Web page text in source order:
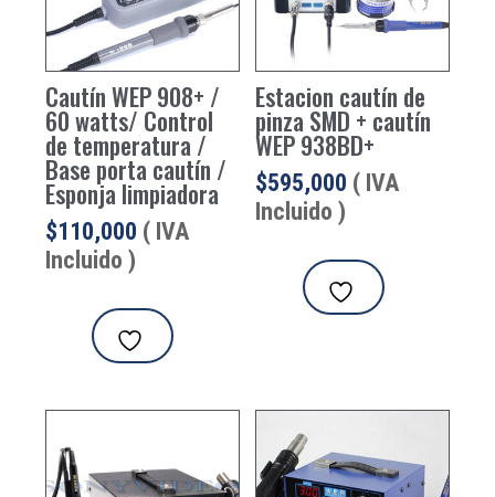
Cautín WEP 908+ /
60 watts/ Control
de temperatura /
Base porta cautín /
Esponja limpiadora
$110,000 ( IVA
Incluido )
Estacion cautín de
pinza SMD + cautín
WEP 938BD+
$595,000 ( IVA
Incluido )